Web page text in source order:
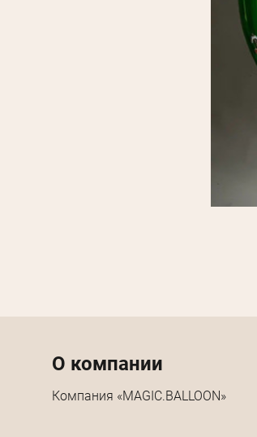
Menu footer
О компании
Компания «MAGIC.BALLOON»